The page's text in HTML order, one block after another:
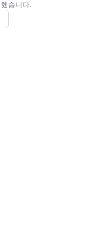
습니다.